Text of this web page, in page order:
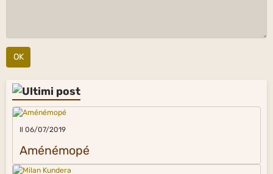
OK
Il 06/07/2019
Aménémopé